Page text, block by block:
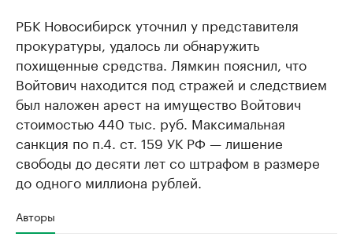
РБК Новосибирск уточнил у представителя
прокуратуры, удалось ли обнаружить
похищенные средства. Лямкин пояснил, что
Войтович находится под стражей и следствием
был наложен арест на имущество Войтович
стоимостью 440 тыс. руб. Максимальная
санкция по п.4. ст. 159 УК РФ — лишение
свободы до десяти лет со штрафом в размере
до одного миллиона рублей.
Авторы